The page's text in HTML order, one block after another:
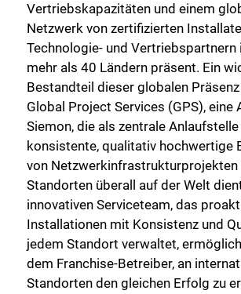
Vertriebskapazitäten und einem
Netzwerk von zertifizierten
Technologie- und Vertriebspartnern
mehr als 40 Ländern präsent. Ein
Bestandteil dieser globalen
Global Project Services (GPS), eine
Siemon, die als zentrale
konsistente, qualitativ hochwertige
von Netzwerkinfrastrukturprojekten
Standorten überall auf der Welt
innovativen Serviceteam, das
Installationen mit Konsistenz und
jedem Standort verwaltet,
dem Franchise-Betreiber, an
Standorten den gleichen Erfolg zu